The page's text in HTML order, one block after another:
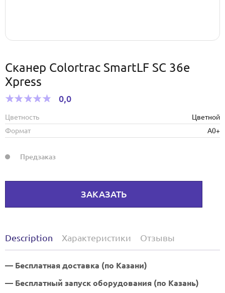
Сканер Colortrac SmartLF SC 36e
Xpress
0,0
Цветность
Цветной
Формат
А0+
ЗАКАЗАТЬ
Предзаказ
Description Характеристики Отзывы
— Бесплатная доставка (по Казани)
— Бесплатный запуск оборудования (по Казань)